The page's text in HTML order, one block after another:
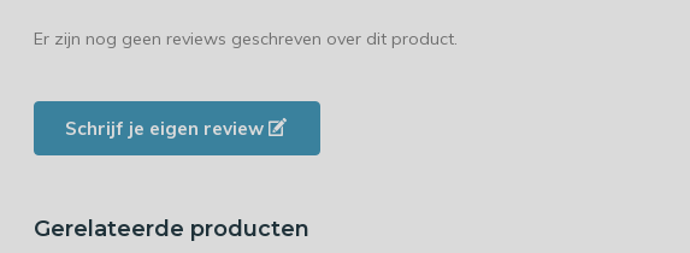
Er zijn nog geen reviews geschreven over dit product.
Schrijf je eigen review
Gerelateerde producten